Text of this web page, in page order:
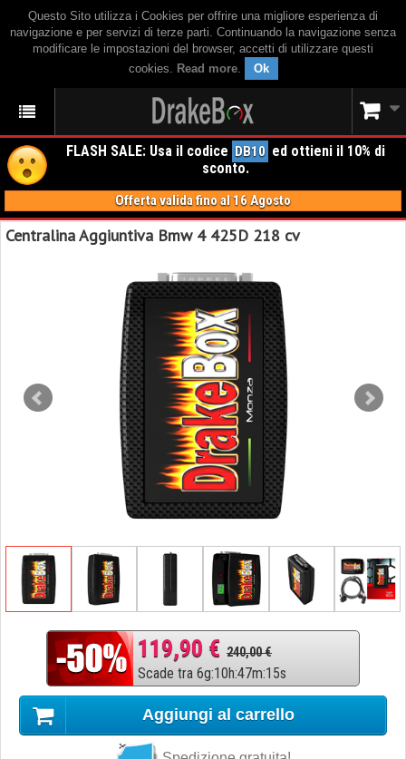
Questo Sito utilizza i Cookies per offrire una migliore esperienza di
navigazione e per servizi di terze parti. Continuando la navigazione senza
modificare le impostazioni del browser, accetti di utilizzare questi
cookies. Read more. Ok
FLASH SALE: Usa il codice DB10 ed ottieni il 10% di
sconto.
Offerta valida fino al 16 Agosto
Centralina Aggiuntiva Bmw 4 425D 218 cv
119,90 € 240,00 €
Scade tra 6g:10h:47m:14s
Aggiungi al carrello